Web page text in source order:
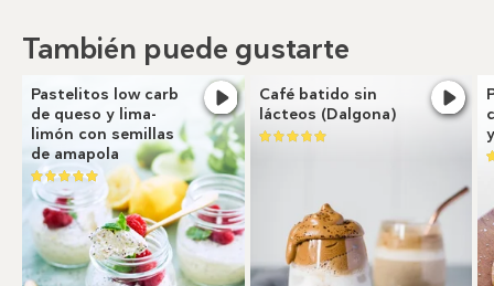
También puede gustarte
Pastelitos low carb
de queso y lima-
limón con semillas
de amapola
Café batido sin
lácteos (Dalgona)